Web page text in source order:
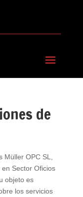
de
OPC SL,
Sector Oficios
objeto es
los servicios